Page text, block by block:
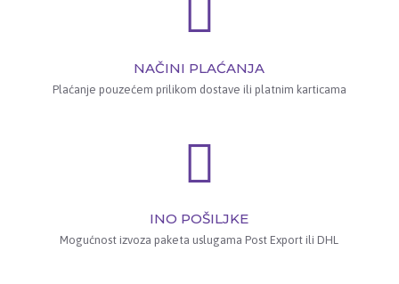
NAČINI PLAĆANJA
Plaćanje pouzećem prilikom dostave ili platnim karticama
INO POŠILJKE
Mogućnost izvoza paketa uslugama Post Export ili DHL